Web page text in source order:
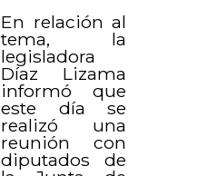
En relación al
tema, la
legisladora
Díaz Lizama
informó que
este día se
realizó una
reunión con
diputados de